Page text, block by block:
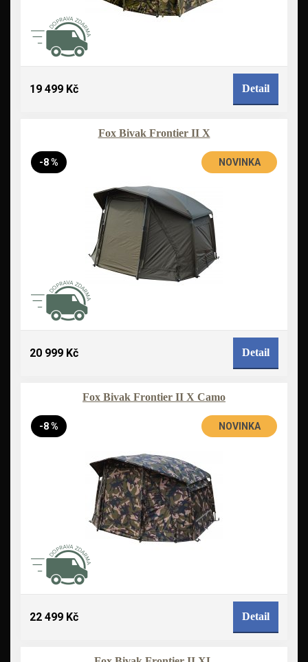
19 499 Kč Detail
Fox Bivak Frontier II X
-8 % NOVINKA
20 999 Kč Detail
Fox Bivak Frontier II X Camo
-8 % NOVINKA
22 499 Kč Detail